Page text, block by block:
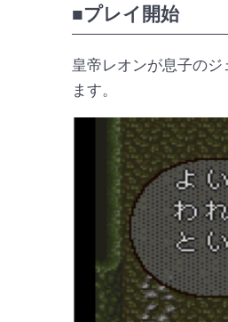
■プレイ開始
皇帝レオンが息子の
ます。